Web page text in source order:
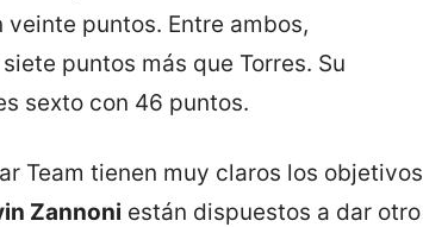
puntos. Entre ambos,
puntos más que Torres. Su
sexto con 46 puntos.
Team tienen muy claros los objetivos
Zannoni están dispuestos a dar otro